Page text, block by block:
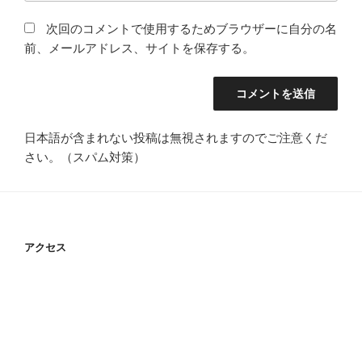
次回のコメントで使用するためブラウザーに自分の名
前、メールアドレス、サイトを保存する。
日本語が含まれない投稿は無視されますのでご注意くだ
さい。（スパム対策）
アクセス